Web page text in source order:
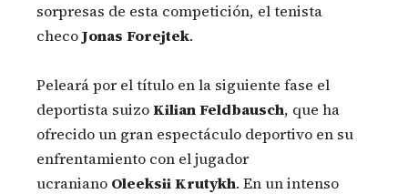
sorpresas de esta competición, el tenista
checoJonas Forejtek.
Peleará por el título en la siguiente fase el
deportista suizoKilian Feldbausch, que ha
ofrecido un gran espectáculo deportivo en su
enfrentamiento con el jugador
ucraniano Oleeksii Krutykh. En un intenso